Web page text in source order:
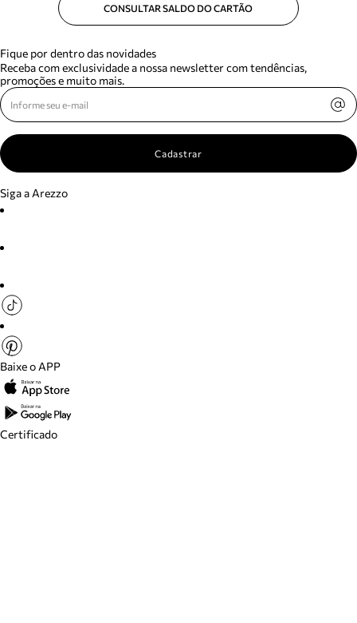
CONSULTAR SALDO DO CARTÃO
Fique por dentro das novidades
Receba com exclusividade a nossa newsletter com tendências,
promoções e muito mais.
Cadastrar
Siga a Arezzo
Baixe o APP
Certificado